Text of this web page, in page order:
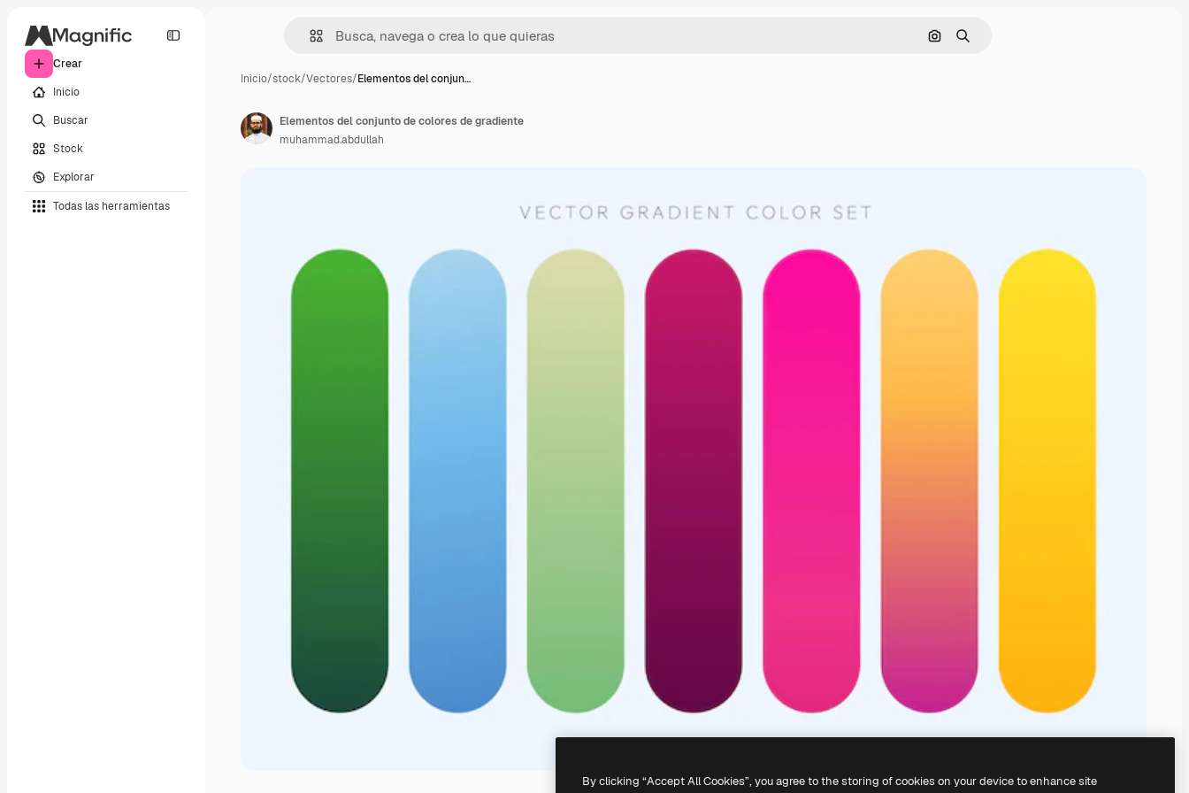
Crear
Inicio
Buscar
Stock
Explorar
Todas las herramientas
Buscar por imagen
Buscar
Inicio/stock/Vectores/Elementos del conjun…
Elementos del conjunto de colores de gradiente
muhammad.abdullah
By clicking “Accept All Cookies”, you agree to the storing of cookies on your device to enhance site